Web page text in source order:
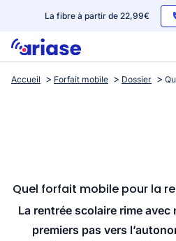
La fibre à partir de 22,99€
Box internet
Streaming
Accueil Forfait mobile Dossier
Quel forfait mobile pour la
La rentrée scolaire rime
premiers pas vers